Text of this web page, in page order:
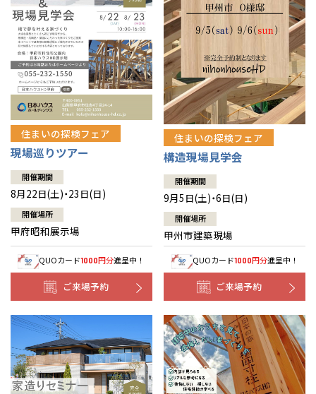
住まいの探検フェア
現場巡りツアー
開催期間
8月22日(土)・23日(日)
開催場所
甲府昭和展示場
QUOカード1000円分進呈中！
ご来場予約
住まいの探検フェア
構造現場見学会
開催期間
9月5日(土)・6日(日)
開催場所
甲州市建築現場
QUOカード1000円分進呈中！
ご来場予約